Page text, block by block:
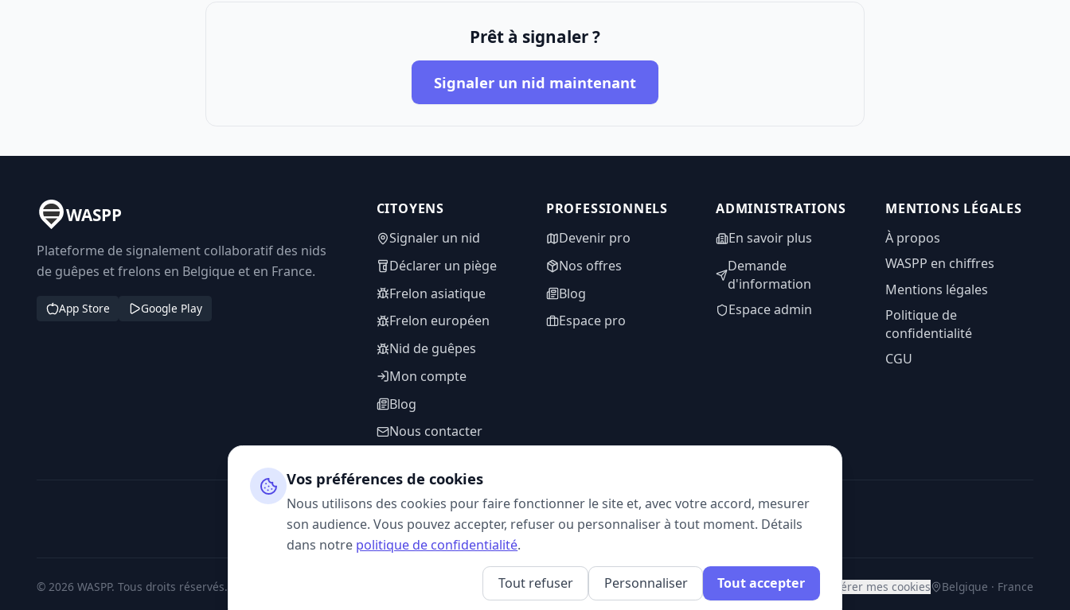
Prêt à signaler ?
Signaler un nid maintenant
WASPP
Plateforme de signalement collaboratif des nids
de guêpes et frelons en Belgique et en France.
App Store Google Play
CITOYENS
Signaler un nid
Déclarer un piège
Frelon asiatique
Frelon européen
Nid de guêpes
Mon compte
Blog
Nous contacter
PROFESSIONNELS
Devenir pro
Nos offres
Blog
Espace pro
ADMINISTRATIONS
En savoir plus
Demande
d'information
Espace admin
MENTIONS LÉGALES
À propos
WASPP en chiffres
Mentions légales
Politique de
confidentialité
CGU
SUIVEZ-NOUS
© 2026 WASPP. Tous droits réservés. Gérer mes cookies Belgique · France
Vos préférences de cookies
Nous utilisons des cookies pour faire fonctionner le site et, avec votre accord, mesurer
son audience. Vous pouvez accepter, refuser ou personnaliser à tout moment. Détails
dans notre politique de confidentialité.
Tout refuser Personnaliser Tout accepter